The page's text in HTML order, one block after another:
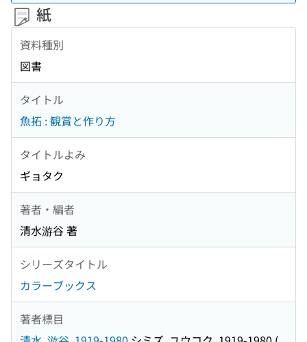
紙
資料種別
図書
タイトル
魚拓 : 観賞と作り方
タイトルよみ
ギョタク
著者・編者
清水游谷 著
シリーズタイトル
カラーブックス
著者標目